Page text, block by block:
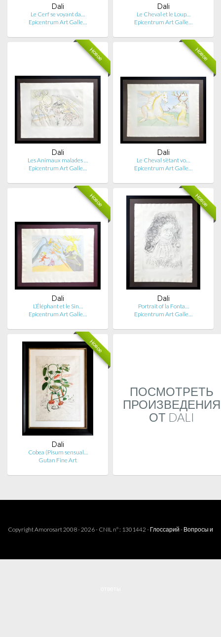
Dali
Le Cerf se voyant da…
Epicentrum Art Galle…
Dali
Le Cheval et le Loup…
Epicentrum Art Galle…
Новое
Dali
Les Animaux malades …
Epicentrum Art Galle…
Новое
Dali
Le Cheval s’étant vo…
Epicentrum Art Galle…
Новое
Dali
L’Éléphant et le Sin…
Epicentrum Art Galle…
Новое
Dali
Portrait of la Fonta…
Epicentrum Art Galle…
Новое
Dali
Cobea (Pisum sensual…
Gutan Fine Art
ПОСМОТРЕТЬ
ПРОИЗВЕДЕНИЯ
ОТ DALI
Copyright Amorosart 2008 - 2026 - CNIL n° : 1301442 - Глоссарий - Вопросы и